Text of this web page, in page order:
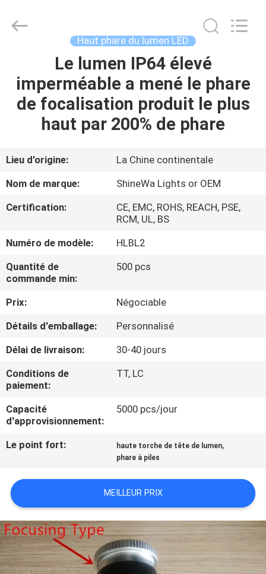
LA
MAISON
VIDÉOS
À
PROPOS
DE
NOUS
DE
L'USINE
CONTRÔLE
DE
QUALITÉ
NOUS
CONTACTER
NOUVELLES
International
Trade
Haut phare du lumen LED
Le lumen IP64 élevé
imperméable a mené le phare
de focalisation produit le plus
haut par 200% de phare
Lieu d'origine:
La Chine continentale
Nom de marque:
ShineWa Lights or OEM
Certification:
CE, EMC, ROHS, REACH, PSE,
RCM, UL, BS
Numéro de modèle:
HLBL2
Quantité de
commande min:
500 pcs
Prix:
Négociable
Détails d'emballage:
Personnalisé
Délai de livraison:
30-40 jours
Conditions de
paiement:
TT, LC
Capacité
d'approvisionnement:
5000 pcs/jour
Le point fort: haute torche de tête de lumen,
phare à piles
MEILLEUR PRIX